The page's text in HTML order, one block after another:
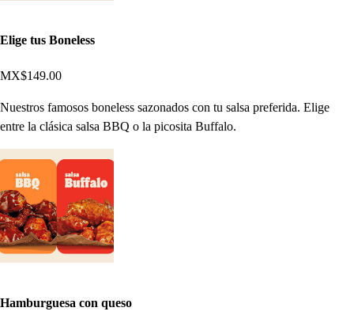
Elige tus Boneless
MX$149.00
Nuestros famosos boneless sazonados con tu salsa preferida. Elige
entre la clásica salsa BBQ o la picosita Buffalo.
Hamburguesa con queso